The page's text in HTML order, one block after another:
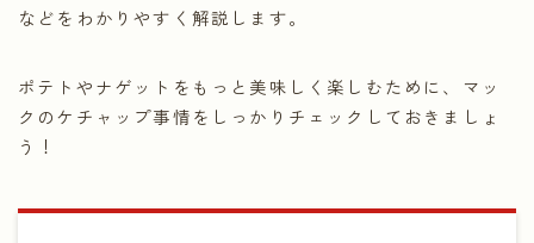
などをわかりやすく解説します。
ポテトやナゲットをもっと美味しく楽しむために、マッ
クのケチャップ事情をしっかりチェックしておきましょ
う！